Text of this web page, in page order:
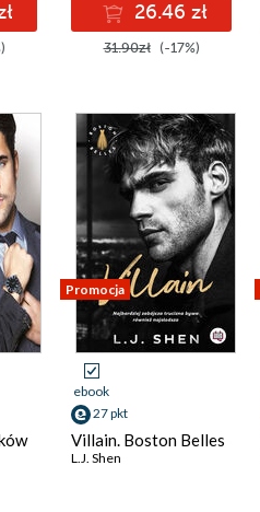
26.46 zł
31.90zł (-17%)
Promocja
ebook
27 pkt
Villain. Boston Belles
L.J. Shen